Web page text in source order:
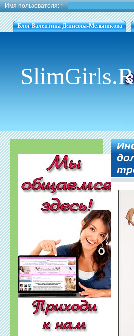
Имя пользователя:*
Блог Валентина Денисова-Мельникова